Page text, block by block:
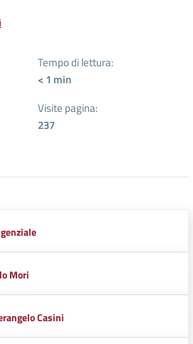
Tempo di lettura:
< 1 min
Visite pagina:
237
Mori
Casini